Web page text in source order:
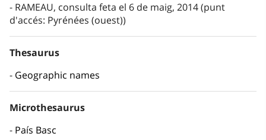
RAMEAU, consulta feta el 6 de maig, 2014 (punt
d'accés: Pyrénées (ouest))
Thesaurus
Geographic names
Microthesaurus
País Basc